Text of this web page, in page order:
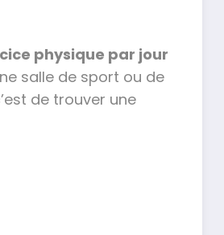
physique par jour
salle de sport ou de
de trouver une